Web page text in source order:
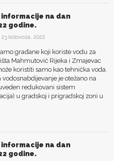
informacije na dan
godine.
23 kolovoza, 2022
građane koji koriste vodu za
Mahmutović Rijeka i Zmajevac
koristiti samo kao tehnička voda.
je otežano na
redukovani sistem
u gradskoj i prigradskoj zoni u
informacije na dan
godine.